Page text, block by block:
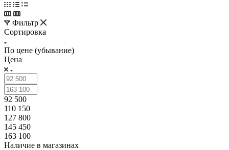
Фильтр
Сортировка
По цене (убывание)
Цена
92 500
110 150
127 800
145 450
163 100
Наличие в магазинах